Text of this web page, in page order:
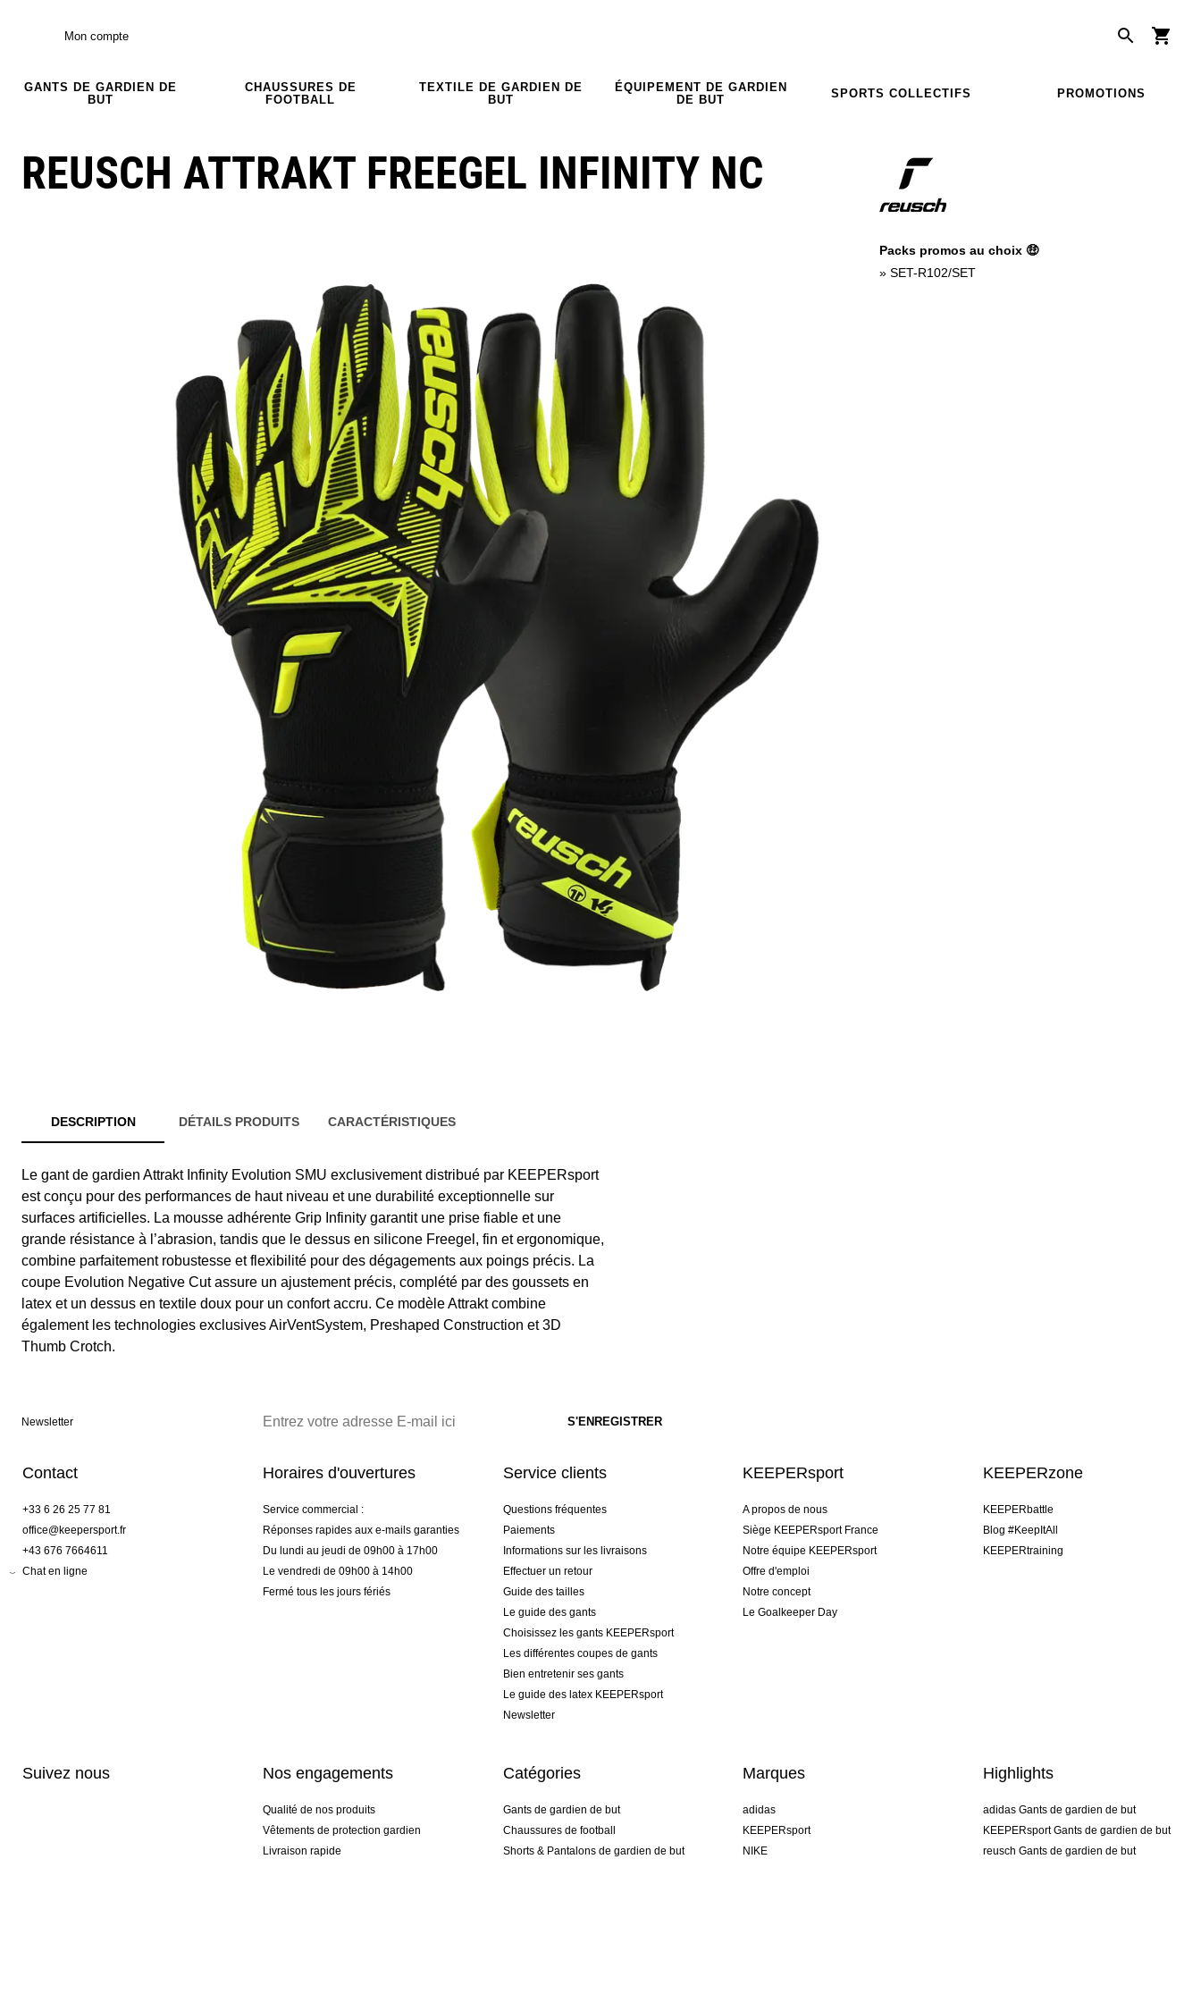
Mon compte
GANTS DE GARDIEN DE
BUT
CHAUSSURES DE
FOOTBALL
TEXTILE DE GARDIEN DE
BUT
ÉQUIPEMENT DE GARDIEN
DE BUT
SPORTS COLLECTIFS PROMOTIONS
REUSCH ATTRAKT FREEGEL INFINITY NC
Packs promos au choix 🤑
» SET-R102/SET
DESCRIPTION DÉTAILS PRODUITS CARACTÉRISTIQUES
Le gant de gardien Attrakt Infinity Evolution SMU exclusivement distribué par KEEPERsport
est conçu pour des performances de haut niveau et une durabilité exceptionnelle sur
surfaces artificielles. La mousse adhérente Grip Infinity garantit une prise fiable et une
grande résistance à l’abrasion, tandis que le dessus en silicone Freegel, fin et ergonomique,
combine parfaitement robustesse et flexibilité pour des dégagements aux poings précis. La
coupe Evolution Negative Cut assure un ajustement précis, complété par des goussets en
latex et un dessus en textile doux pour un confort accru. Ce modèle Attrakt combine
également les technologies exclusives AirVentSystem, Preshaped Construction et 3D
Thumb Crotch.
Newsletter
Contact
+33 6 26 25 77 81
office@keepersport.fr
+43 676 7664611
Chat en ligne
Horaires d'ouvertures
Service commercial :
Réponses rapides aux e-mails garanties
Du lundi au jeudi de 09h00 à 17h00
Le vendredi de 09h00 à 14h00
Fermé tous les jours fériés
Service clients
Questions fréquentes
Paiements
Informations sur les livraisons
Effectuer un retour
Guide des tailles
Le guide des gants
Choisissez les gants KEEPERsport
Les différentes coupes de gants
Bien entretenir ses gants
Le guide des latex KEEPERsport
Newsletter
KEEPERsport
A propos de nous
Siège KEEPERsport France
Notre équipe KEEPERsport
Offre d'emploi
Notre concept
Le Goalkeeper Day
KEEPERzone
KEEPERbattle
Blog #KeepItAll
KEEPERtraining
Suivez nous Nos engagements
Qualité de nos produits
Vêtements de protection gardien
Livraison rapide
Catégories
Gants de gardien de but
Chaussures de football
Shorts & Pantalons de gardien de but
Marques
adidas
KEEPERsport
NIKE
Highlights
adidas Gants de gardien de but
KEEPERsport Gants de gardien de but
reusch Gants de gardien de but